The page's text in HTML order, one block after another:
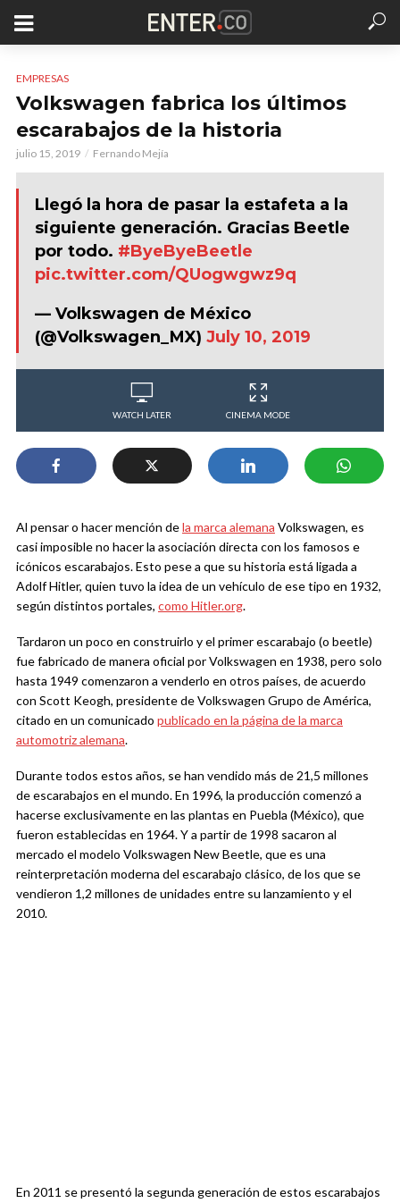
EMPRESAS
Volkswagen fabrica los últimos
escarabajos de la historia
julio 15, 2019 Fernando Mejía
Llegó la hora de pasar la estafeta a la
siguiente generación. Gracias Beetle
por todo. #ByeByeBeetle
pic.twitter.com/QUogwgwz9q
— Volkswagen de México
(@Volkswagen_MX) July 10, 2019
WATCH LATER CINEMA MODE
Al pensar o hacer mención dela marca alemana Volkswagen, es
casi imposible no hacer la asociación directa con los famosos e
icónicos escarabajos. Esto pese a que su historia está ligada a
Adolf Hitler, quien tuvo la idea de un vehículo de ese tipo en 1932,
según distintos portales, como Hitler.org.
Tardaron un poco en construirlo y el primer escarabajo (o beetle)
fue fabricado de manera oficial por Volkswagen en 1938, pero solo
hasta 1949 comenzaron a venderlo en otros países, de acuerdo
con Scott Keogh, presidente de Volkswagen Grupo de América,
citado en un comunicado publicado en la página de la marca
automotriz alemana.
Durante todos estos años, se han vendido más de 21,5 millones
de escarabajos en el mundo. En 1996, la producción comenzó a
hacerse exclusivamente en las plantas en Puebla (México), que
fueron establecidas en 1964. Y a partir de 1998 sacaron al
mercado el modelo Volkswagen New Beetle, que es una
reinterpretación moderna del escarabajo clásico, de los que se
vendieron 1,2 millones de unidades entre su lanzamiento y el
2010.
En 2011 se presentó la segunda generación de estos escarabajos